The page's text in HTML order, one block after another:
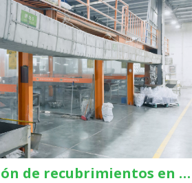
Preparación de recubrimientos en polvo: lograr un rendimiento óptimo del recubrimiento